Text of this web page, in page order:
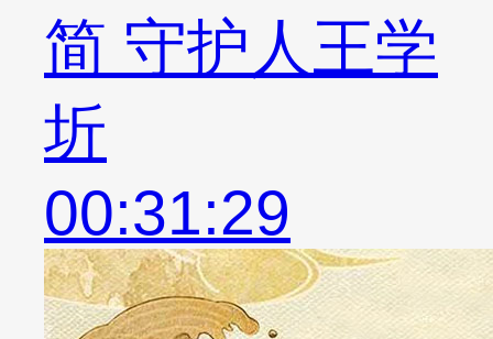
简 守护人王学
圻
00:31:29